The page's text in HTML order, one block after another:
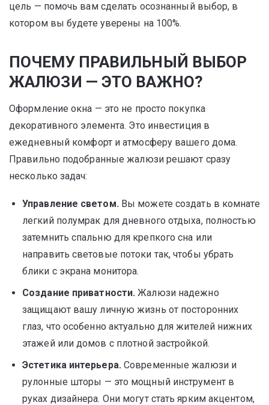
цель — помочь вам сделать осознанный выбор, в
котором вы будете уверены на 100%.
ПОЧЕМУ ПРАВИЛЬНЫЙ ВЫБОР
ЖАЛЮЗИ — ЭТО ВАЖНО?
Оформление окна — это не просто покупка
декоративного элемента. Это инвестиция в
ежедневный комфорт и атмосферу вашего дома.
Правильно подобранные жалюзи решают сразу
несколько задач:
Управление светом.Вы можете создать в комнате
легкий полумрак для дневного отдыха, полностью
затемнить спальню для крепкого сна или
направить световые потоки так, чтобы убрать
блики с экрана монитора.
Создание приватности. Жалюзи надежно
защищают вашу личную жизнь от посторонних
глаз, что особенно актуально для жителей нижних
этажей или домов с плотной застройкой.
Эстетика интерьера.Современные жалюзи и
рулонные шторы — это мощный инструмент в
руках дизайнера. Они могут стать ярким акцентом,